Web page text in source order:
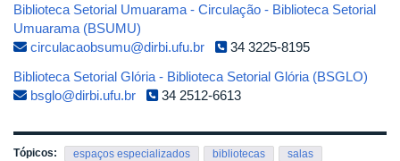
Biblioteca Setorial Umuarama - Circulação - Biblioteca Setorial
Umuarama (BSUMU)
circulacaobsumu@dirbi.ufu.br
34 3225-8195
Biblioteca Setorial Glória - Biblioteca Setorial Glória (BSGLO)
bsglo@dirbi.ufu.br
34 2512-6613
Tópicos: espaços especializados bibliotecas salas